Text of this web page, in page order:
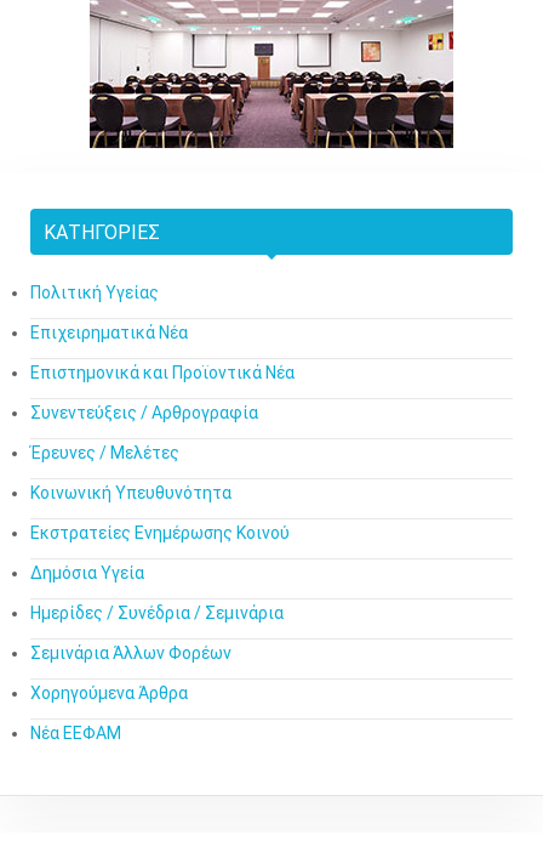
ΚΑΤΗΓΟΡΊΕΣ
Πολιτική Υγείας
Επιχειρηματικά Νέα
Επιστημονικά και Προϊοντικά Νέα
Συνεντεύξεις / Αρθρογραφία
Έρευνες / Μελέτες
Κοινωνική Υπευθυνότητα
Εκστρατείες Ενημέρωσης Κοινού
Δημόσια Υγεία
Ημερίδες / Συνέδρια / Σεμινάρια
Σεμινάρια Άλλων Φορέων
Χορηγούμενα Άρθρα
Νέα ΕΕΦΑΜ